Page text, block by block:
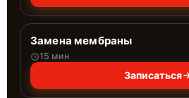
Замена мембраны
15 мин
Записаться